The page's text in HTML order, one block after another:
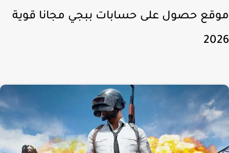
حصول على حسابات ببجي مجانا قوية